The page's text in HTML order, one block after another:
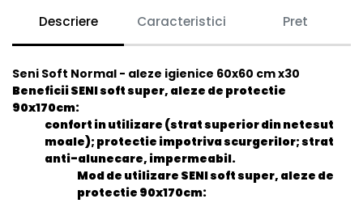
Descriere Caracteristici Pret
Seni Soft Normal - aleze igienice 60x60 cm x30
Beneficii SENI soft super, aleze de protectie
90x170cm:
confort in utilizare (strat superior din netesut
moale); protectie impotriva scurgerilor; strat
anti-alunecare, impermeabil.
Mod de utilizare SENI soft super, aleze de
protectie 90x170cm: